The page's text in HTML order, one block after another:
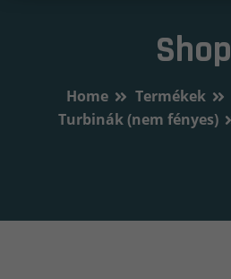
Shop
Home Termékek
Turbinák (nem fényes)